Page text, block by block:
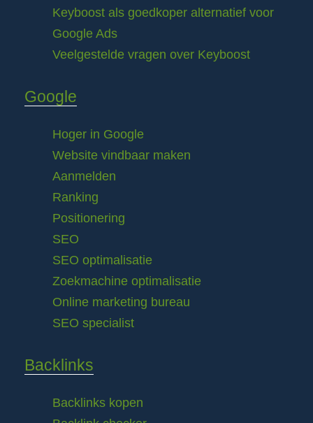
Keyboost als goedkoper alternatief voor
Google Ads
Veelgestelde vragen over Keyboost
Google
Hoger in Google
Website vindbaar maken
Aanmelden
Ranking
Positionering
SEO
SEO optimalisatie
Zoekmachine optimalisatie
Online marketing bureau
SEO specialist
Backlinks
Backlinks kopen